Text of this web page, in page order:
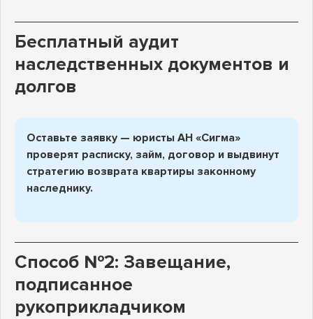
Бесплатный аудит
наследственных документов и
долгов
Оставьте заявку — юристы АН «Сигма»
проверят расписку, займ, договор и выдвинут
стратегию возврата квартиры законному
наследнику.
Способ №2: Завещание,
подписанное
рукоприкладчиком